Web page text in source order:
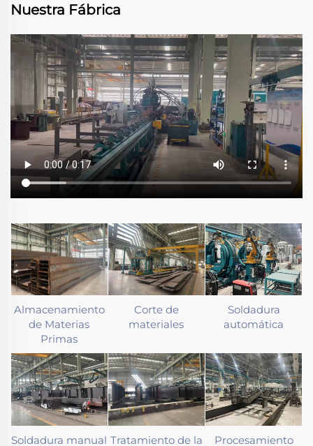
Nuestra Fábrica
Almacenamiento
de Materias
Primas
Corte de
materiales
Soldadura
automática
Soldadura manual Tratamiento de la
Procesamiento